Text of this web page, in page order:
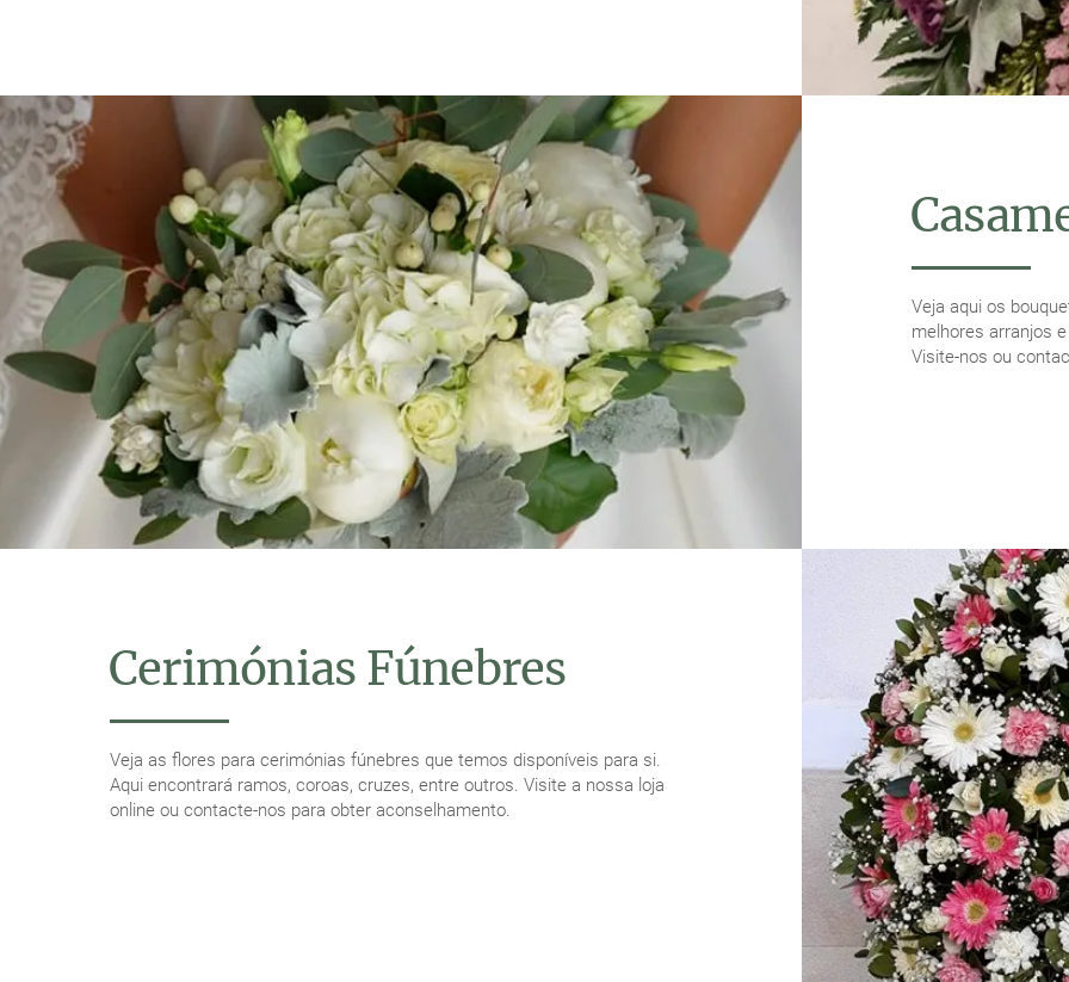
Veja aqui os
melhores arranjos
Visite-nos ou
Cerimónias Fúnebres
Veja as flores para cerimónias fúnebres que temos disponíveis para si.
Aqui encontrará ramos, coroas, cruzes, entre outros. Visite a nossa loja
online ou contacte-nos para obter aconselhamento.